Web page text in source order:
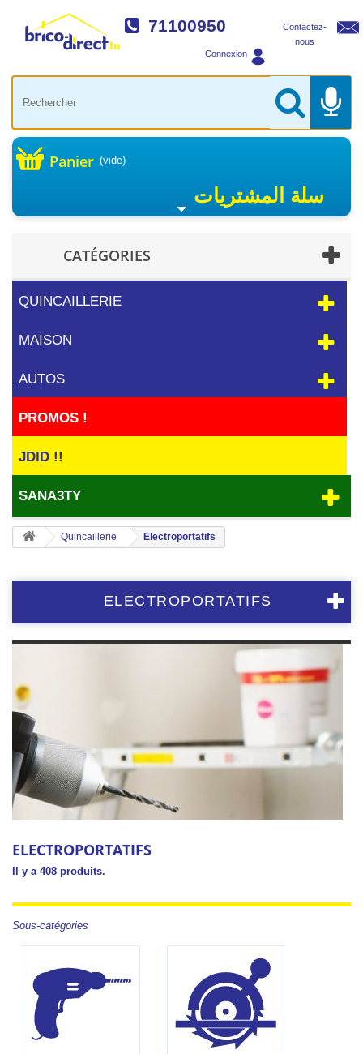
Contactez-
nous
71100950
Connexion
Panier (vide)
سلة المشتريات
CATÉGORIES
QUINCAILLERIE
MAISON
AUTOS
PROMOS !
JDID !!
SANA3TY
Quincaillerie Electroportatifs
ELECTROPORTATIFS
ELECTROPORTATIFS
Il y a 408 produits.
Sous-catégories